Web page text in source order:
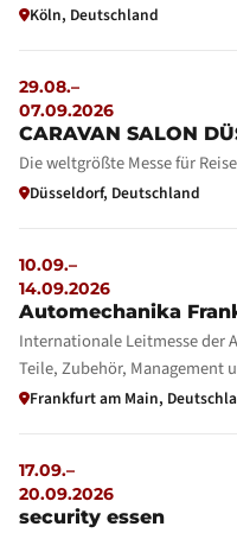
Köln, Deutschland
29.08.–
07.09.2026
CARAVAN SALON
Die weltgrößte Messe für
Düsseldorf, Deutschland
10.09.–
14.09.2026
Automechanika
Internationale Leitmesse der
Teile, Zubehör, Management
Frankfurt am Main,
17.09.–
20.09.2026
security essen